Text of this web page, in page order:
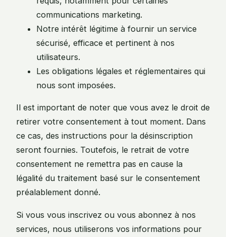
communications marketing.
Notre intérêt légitime à fournir un service
sécurisé, efficace et pertinent à nos
utilisateurs.
Les obligations légales et réglementaires qui
nous sont imposées.
Il est important de noter que vous avez le droit de
retirer votre consentement à tout moment. Dans
ce cas, des instructions pour la désinscription
seront fournies. Toutefois, le retrait de votre
consentement ne remettra pas en cause la
légalité du traitement basé sur le consentement
préalablement donné.
Si vous vous inscrivez ou vous abonnez à nos
services, nous utiliserons vos informations pour